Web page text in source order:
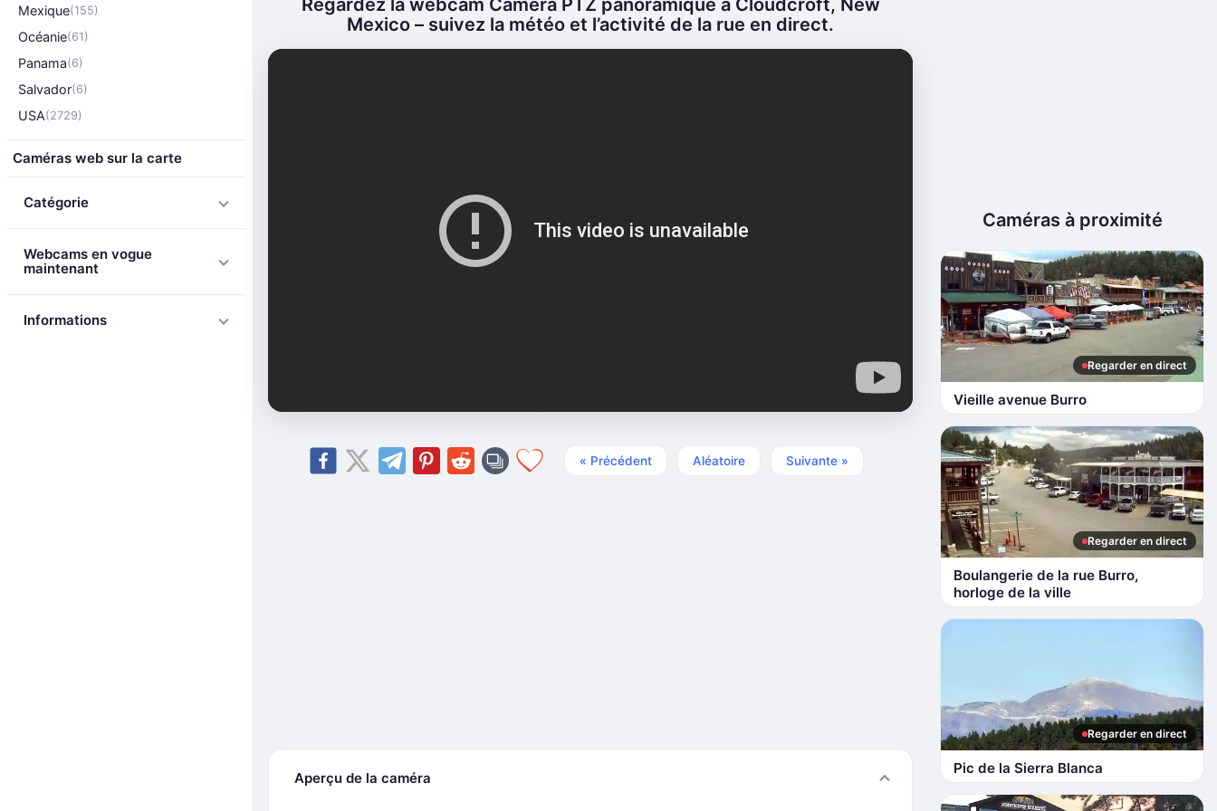
Mexique(155)
Océanie(61)
Panama(6)
Salvador(6)
USA(2729)
Caméras web sur la carte
Catégorie
Webcams en vogue
maintenant
Informations
Regardez la webcam Caméra PTZ panoramique à Cloudcroft, New
Mexico – suivez la météo et l’activité de la rue en direct.
« Précédent Aléatoire Suivante »
Aperçu de la caméra
Caméras à proximité
Regarder en direct
Vieille avenue Burro
Regarder en direct
Boulangerie de la rue Burro,
horloge de la ville
Regarder en direct
Pic de la Sierra Blanca